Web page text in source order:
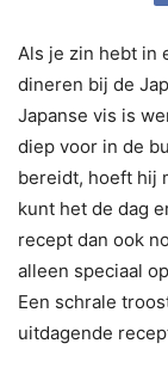
Als je zin hebt in
dineren bij de
Japanse vis is
diep voor in de
bereidt, hoeft hij
kunt het de dag
recept dan ook
alleen speciaal
Een schrale
uitdagende